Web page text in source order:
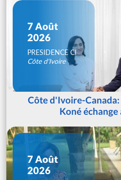
7 Août
2026
PRESIDENCE CI
Côte d'Ivoire
Côte d'Ivoire-
Koné échange
7 Août
2026